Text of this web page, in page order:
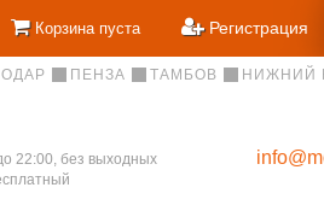
Корзина пуста Регистрация
ПЕНЗА ТАМБОВ НИЖНИЙ
22:00, без выходных